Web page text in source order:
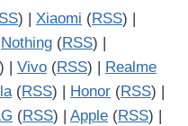
) | Xiaomi (RSS) |
Nothing (RSS) |
) | Vivo (RSS) |
Realme
(RSS) | Honor (RSS) |
(RSS) | Apple (RSS) |